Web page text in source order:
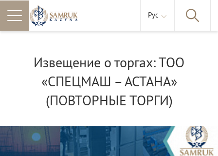
Рус
Извещение о торгах: ТОО
«СПЕЦМАШ – АСТАНА»
(ПОВТОРНЫЕ ТОРГИ)